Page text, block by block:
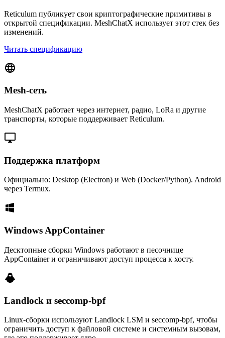
Reticulum публикует свои криптографические примитивы в
открытой спецификации. MeshChatX использует этот стек без
изменений.
Читать спецификацию
Mesh-сеть
MeshChatX работает через интернет, радио, LoRa и другие
транспорты, которые поддерживает Reticulum.
Поддержка платформ
Официально: Desktop (Electron) и Web (Docker/Python). Android
через Termux.
Windows AppContainer
Десктопные сборки Windows работают в песочнице
AppContainer и ограничивают доступ процесса к хосту.
Landlock и seccomp-bpf
Linux-сборки используют Landlock LSM и seccomp-bpf, чтобы
ограничить доступ к файловой системе и системным вызовам,